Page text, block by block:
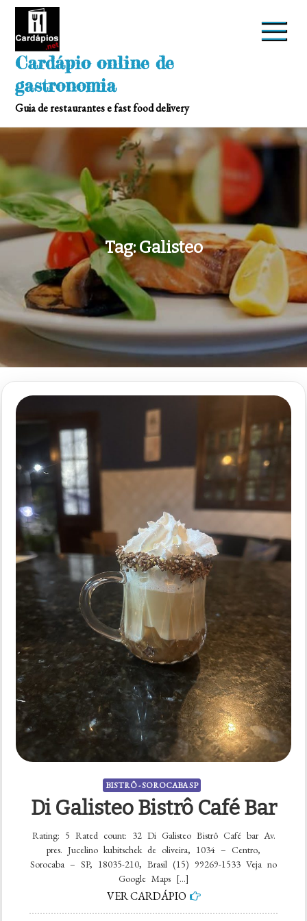
Skip
Cardápio online de
gastronomia
Guia de restaurantes e fast food delivery
Tag:Galisteo
BISTRÔ - SOROCABA SP
Di Galisteo Bistrô Café Bar
Rating: 5 Rated count: 32 Di Galisteo Bistrô Café bar Av.
pres. Jucelino kubitschek de oliveira, 1034 – Centro,
Sorocaba – SP, 18035-210, Brasil (15) 99269-1533 Veja no
Google Maps […]
VER CARDÁPIO